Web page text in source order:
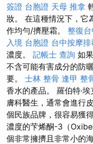
簽證 台胞證 天母 推拿
妝。 在這種情況下，它
作均勻/擠壓霜。 整復台
入境 台胞證 台中按摩
濃度。 記帳士 查詢 如
不含可能有害成分的防
要。 士林 整骨 逢甲 整
香水的產品。 羅伯特·
膚科醫生，通常會進行
個民族品牌，很容易獲
濃度的芐烯酮-3（
個非常擁擠且非常小的